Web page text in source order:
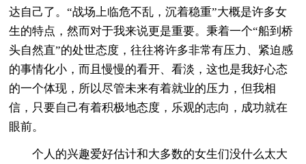
达自己了。“战场上临危不乱，沉着稳重”大概是许多女
生的特点，然而对于我来说更是重要。秉着一个“船到桥
头自然直”的处世态度，往往将许多非常有压力、紧迫感
的事情化小，而且慢慢的看开、看淡，这也是我好心态
的一个体现，所以尽管未来有着就业的压力，但我相
信，只要自己有着积极地态度，乐观的志向，成功就在
眼前。
个人的兴趣爱好估计和大多数的女生们没什么太大